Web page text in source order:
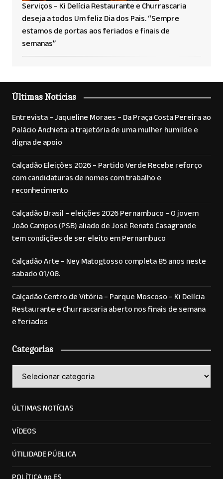
Serviços – Ki Delícia Restaurante e Churrascaria
deseja a todos Um feliz Dia dos Pais. “Sempre
estamos de portas aos feriados e finais de
semanas”
Últimas Notícias
Entrevista – Jaqueline Moraes – Da Praça Costa Pereira ao
Palácio Anchieta: a trajetória de uma mulher humilde e
digna de apoio
Calçadão Eleições 2026 – Partido Verde Recebe reforço
com candidaturas de nomes com trabalho e
reconhecimento
Calçadão Brasil – eleições 2026 Pernambuco – O jovem
João Campos (PSB) aliado de José Renato Casagrande
tem condições de ser eleito em Pernambuco
Calçadão Arte – Ney Matogtosso completa 85 anos neste
sabado 01/08.
Calçadão Centro de Vitória – Parque Moscoso – Ki Delícia
Restaurante e Churrascaria aberto nos finais de semana
e feriados
Categorias
Categorias
ÚLTIMAS NOTÍCIAS
VÍDEOS
ÚTILIDADE PÚBLICA